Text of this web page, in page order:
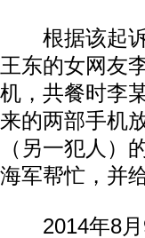
根据该起诉
王东的女网友
机，共餐时李
来的两部手机
（另一犯人）
海军帮忙，并
2014年8月9